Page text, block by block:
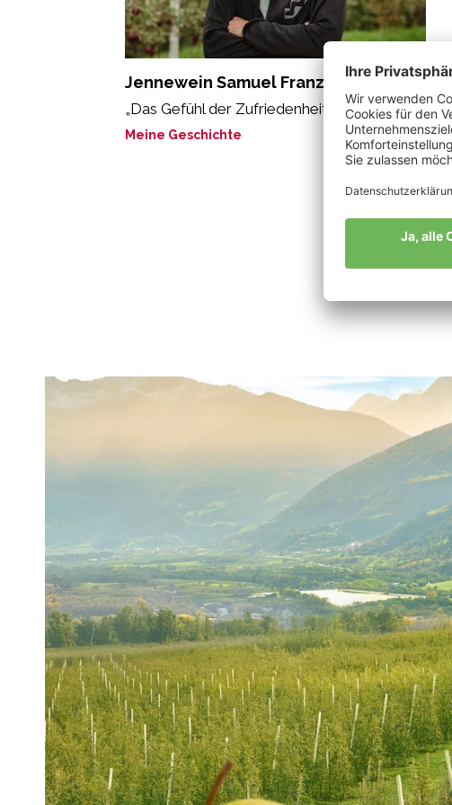
Jennewein Samuel Franz
„Das Gefühl der Zufriedenheit.“
Meine Geschichte